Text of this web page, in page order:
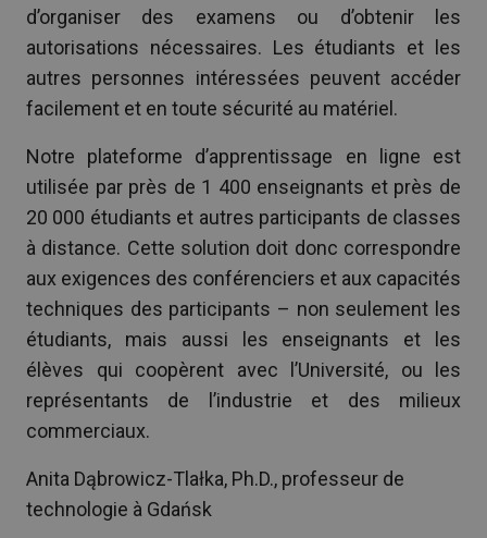
d’organiser des examens ou d’obtenir les
autorisations nécessaires. Les étudiants et les
autres personnes intéressées peuvent accéder
facilement et en toute sécurité au matériel.
Notre plateforme d’apprentissage en ligne est
utilisée par près de 1 400 enseignants et près de
20 000 étudiants et autres participants de classes
à distance. Cette solution doit donc correspondre
aux exigences des conférenciers et aux capacités
techniques des participants – non seulement les
étudiants, mais aussi les enseignants et les
élèves qui coopèrent avec l’Université, ou les
représentants de l’industrie et des milieux
commerciaux.
Anita Dąbrowicz-Tlałka, Ph.D., professeur de
technologie à Gdańsk